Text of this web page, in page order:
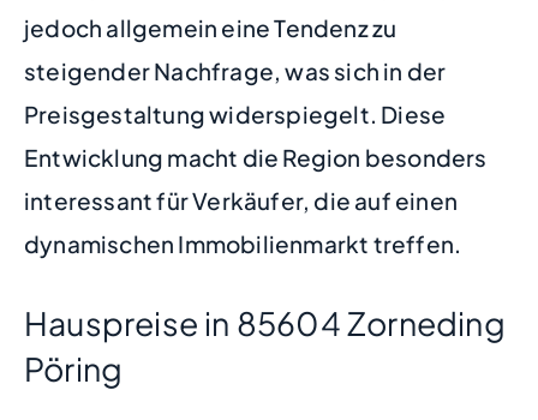
jedoch allgemein eine Tendenz zu
steigender Nachfrage, was sich in der
Preisgestaltung widerspiegelt. Diese
Entwicklung macht die Region besonders
interessant für Verkäufer, die auf einen
dynamischen Immobilienmarkt treffen.
Hauspreise in 85604 Zorneding
Pöring